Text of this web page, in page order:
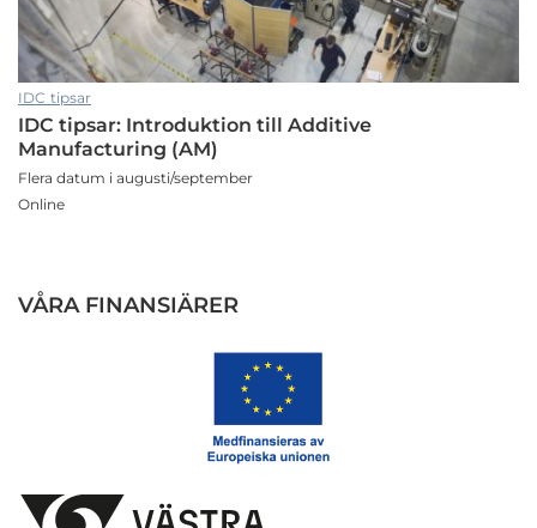
IDC tipsar
IDC tipsar: Introduktion till Additive
Manufacturing (AM)
Flera datum i augusti/september
Online
VÅRA FINANSIÄRER